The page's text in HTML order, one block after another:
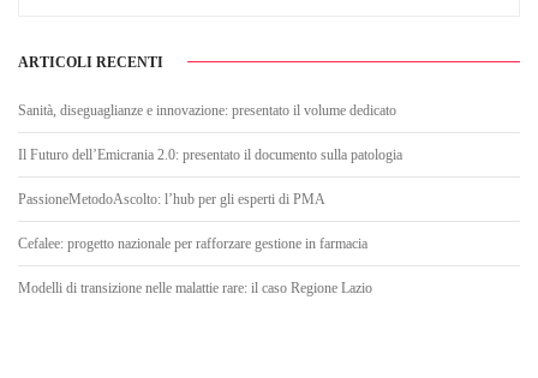
ARTICOLI RECENTI
Sanità, diseguaglianze e innovazione: presentato il volume dedicato
Il Futuro dell’Emicrania 2.0: presentato il documento sulla patologia
PassioneMetodoAscolto: l’hub per gli esperti di PMA
Cefalee: progetto nazionale per rafforzare gestione in farmacia
Modelli di transizione nelle malattie rare: il caso Regione Lazio